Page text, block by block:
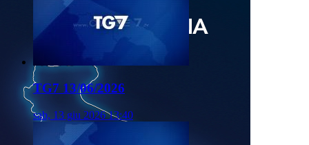
TG7 13/06/2026
sab, 13 giu 2026 13:40